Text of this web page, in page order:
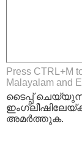
Press CTRL+M
Malayalam and
ടൈപ്പ്‌
അമര്‍ത്തുക.